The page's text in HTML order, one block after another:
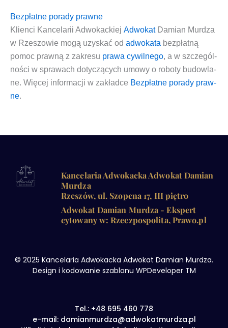
Bezpłatne porady prawne
Klien­ci Kan­ce­la­rii Adwo­kac­kiej Adwo­kat Damian Mur­dza
w Rze­szo­wie mogą uzy­skać od adwo­ka­ta bez­płat­ną
pomoc praw­ną z zakre­su pra­wa cywil­ne­go, a w szcze­gól­
no­ści w spra­wach doty­czą­cych umo­wy o robo­ty budow­la­
ne. Wię­cej infor­ma­cji w zakład­ce Bez­płat­ne pora­dy praw­
ne.
Kancelaria Adwokacka Adwokat Damian
Murdza
Rzeszów, ul. Szopena 17, III piętro
Adwokat Damian Murdza - Ekspert
cytowany w: Rzeczpospolita, Prawo.pl
© 2025 Kancelaria Adwokacka Adwokat Damian Murdza.
Design i kodowanie szablonu WPDeveloper TM
Tel.: +48 695 460 778
e-mail: damianmurdza@adwokatmurdza.pl